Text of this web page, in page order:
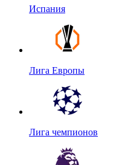
Испания
Лига Европы
Лига чемпионов